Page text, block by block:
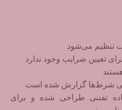
تنظیم می‌شود
تعیین ضرایب وجود ندارد
شرط‌ها گزارش شده است
تفننی طراحی شده و برای